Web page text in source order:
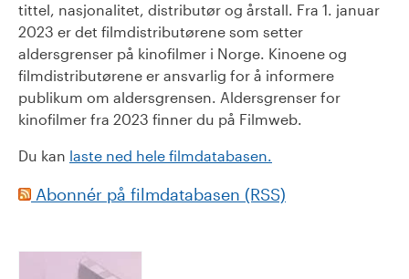
tittel, nasjonalitet, distributør og årstall. Fra 1. januar
2023 er det filmdistributørene som setter
aldersgrenser på kinofilmer i Norge. Kinoene og
filmdistributørene er ansvarlig for å informere
publikum om aldersgrensen. Aldersgrenser for
kinofilmer fra 2023 finner du på Filmweb.
Du kan laste ned hele filmdatabasen.
Abonnér på filmdatabasen (RSS)